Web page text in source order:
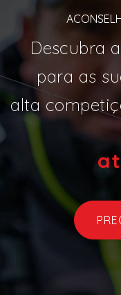
Descubra
para as
alta